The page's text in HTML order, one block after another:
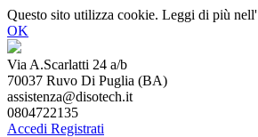
Questo sito utilizza cookie. Leggi di più nell'
OK
Via A.Scarlatti 24 a/b
70037 Ruvo Di Puglia (BA)
assistenza@disotech.it
0804722135
Accedi Registrati